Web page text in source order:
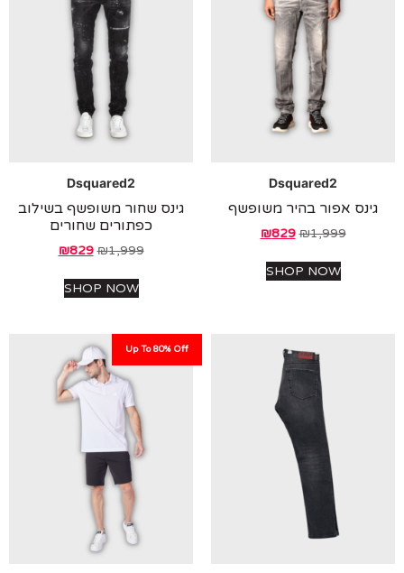
Dsquared2
אפור בהיר משופשף
₪1,999
₪829
SHOP NOW
Dsquared2
גינס שחור משופשף בשילוב
כפתורים שחורים
₪1,999
₪829
SHOP NOW
Up To 80% Off